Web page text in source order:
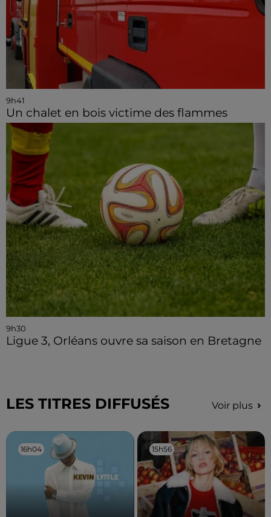
9h41
Un chalet en bois victime des flammes
9h30
Ligue 3, Orléans ouvre sa saison en Bretagne
LES TITRES DIFFUSÉS Voir plus
16h04
16h04 15h56
15h56